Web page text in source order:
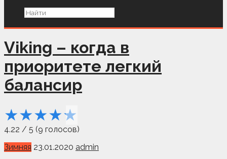
Viking – когда в
приоритете легкий
балансир
★★★★★
4.22 / 5 (9 голосов)
Зимняя 23.01.2020 admin